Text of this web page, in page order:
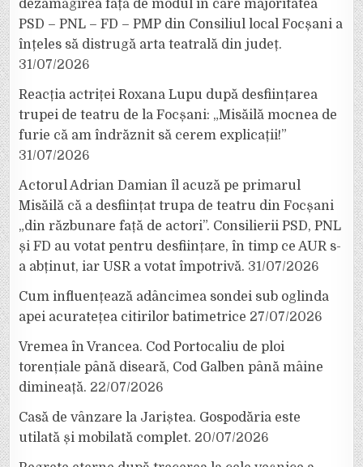
dezamăgirea față de modul în care majoritatea
PSD – PNL – FD – PMP din Consiliul local Focșani a
înțeles să distrugă arta teatrală din județ.
31/07/2026
Reacția actriței Roxana Lupu după desființarea
trupei de teatru de la Focșani: „Misăilă mocnea de
furie că am îndrăznit să cerem explicații!”
31/07/2026
Actorul Adrian Damian îl acuză pe primarul
Misăilă că a desființat trupa de teatru din Focșani
„din răzbunare față de actori”. Consilierii PSD, PNL
și FD au votat pentru desființare, în timp ce AUR s-
a abținut, iar USR a votat împotrivă. 31/07/2026
Cum influențează adâncimea sondei sub oglinda
apei acuratețea citirilor batimetrice 27/07/2026
Vremea în Vrancea. Cod Portocaliu de ploi
torențiale până diseară, Cod Galben până mâine
dimineață. 22/07/2026
Casă de vânzare la Jariștea. Gospodăria este
utilată și mobilată complet. 20/07/2026